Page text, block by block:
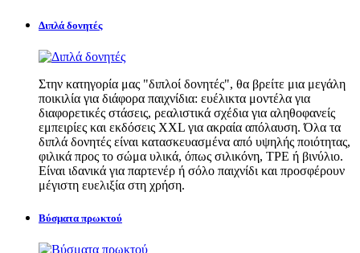
Διπλά δονητές
Στην κατηγορία μας "διπλοί δονητές", θα βρείτε μια μεγάλη
ποικιλία για διάφορα παιχνίδια: ευέλικτα μοντέλα για
διαφορετικές στάσεις, ρεαλιστικά σχέδια για αληθοφανείς
εμπειρίες και εκδόσεις XXL για ακραία απόλαυση. Όλα τα
διπλά δονητές είναι κατασκευασμένα από υψηλής ποιότητας,
φιλικά προς το σώμα υλικά, όπως σιλικόνη, TPE ή βινύλιο.
Είναι ιδανικά για παρτενέρ ή σόλο παιχνίδι και προσφέρουν
μέγιστη ευελιξία στη χρήση.
Βύσματα πρωκτού